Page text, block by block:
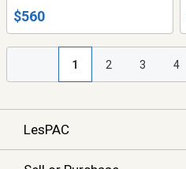
seulement aucun animal
permis, plancher de bois
$560
1 2 3 4
LesPAC